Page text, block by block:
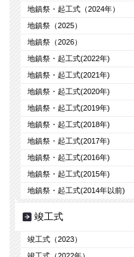
地鎮祭・起工式（2024年）
地鎮祭（2025）
地鎮祭（2026）
地鎮祭・起工式(2022年)
地鎮祭・起工式(2021年)
地鎮祭・起工式(2020年)
地鎮祭・起工式(2019年)
地鎮祭・起工式(2018年)
地鎮祭・起工式(2017年)
地鎮祭・起工式(2016年)
地鎮祭・起工式(2015年)
地鎮祭・起工式(2014年以前)
竣工式
竣工式（2023）